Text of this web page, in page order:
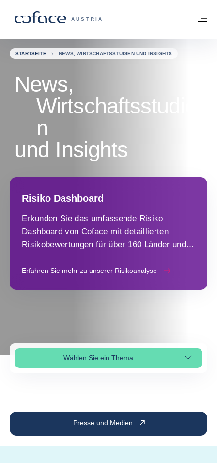
COFACE FOR TRADE - WEBSEITE DER
AUSTRIA
Zurück zur Startseite
STARTSEITE NEWS, WIRTSCHAFTSSTUDIEN UND INSIGHTS
News,
Wirtschaftsstudie
n
und Insights
Risiko Dashboard
Erkunden Sie das umfassende Risiko
Dashboard von Coface mit detaillierten
Risikobewertungen für über 160 Länder und
Erfahren Sie mehr zu unserer Risikoanalyse
Wählen Sie ein ThemaSeitenabschnitt auswählen
Presse und Medien